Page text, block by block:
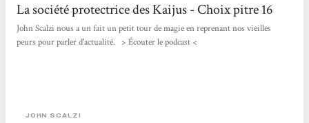
La société protectrice des Kaijus - Choix pitre 16
John Scalzi nous a un fait un petit tour de magie en reprenant nos vieilles
peurs pour parler d'actualité. > Écouter le podcast <
JOHN SCALZI